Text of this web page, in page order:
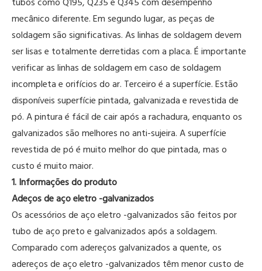
mecânico diferente. Em segundo lugar, as peças de
soldagem são significativas. As linhas de soldagem devem
ser lisas e totalmente derretidas com a placa. É importante
verificar as linhas de soldagem em caso de soldagem
incompleta e orifícios do ar. Terceiro é a superfície. Estão
disponíveis superfície pintada, galvanizada e revestida de
pó. A pintura é fácil de cair após a rachadura, enquanto os
galvanizados são melhores no anti-sujeira. A superfície
revestida de pó é muito melhor do que pintada, mas o
custo é muito maior.
1. Informações do produto
Adeços de aço eletro -galvanizados
Os acessórios de aço eletro -galvanizados são feitos por
tubo de aço preto e galvanizados após a soldagem.
Comparado com adereços galvanizados a quente, os
adereços de aço eletro -galvanizados têm menor custo de